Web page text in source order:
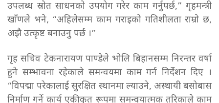
उपलब्ध स्रोत साधनको उपयोग गरेर काम गर्नुपर्छ,” गृहमन्त्री
खाँणले भने, “अहिलेसम्म काम गराइको गतिशीलता राम्रो छ,
अझै उत्कृष्ट बनाउनु पर्छ ।”
गृह सचिव टेकनारायण पाण्डेले भोलि बिहानसम्म निरन्तर वर्षा
हुने सम्भावना रहेकाले समन्वयमा काम गर्न निर्देशन दिए ।
“विपद्मा परेकालाई सुरक्षित स्थानमा ल्याउने, अस्थायी बसोबास
निर्माण गर्ने कार्य एकीकृत रूपमा समन्वयात्मक तरिकाले काम